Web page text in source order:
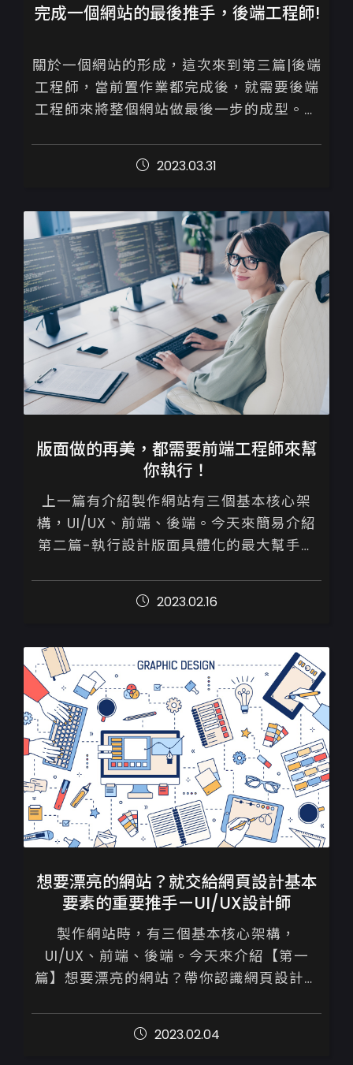
完成一個網站的最後推手，後端工程師!
關於一個網站的形成，這次來到第三篇|後端
工程師，當前置作業都完成後，就需要後端
工程師來將整個網站做最後一步的成型。從
的...
2023.03.31
版面做的再美，都需要前端工程師來幫
你執行！
上一篇有介紹製作網站有三個基本核心架
構，UI/UX、前端、後端。今天來簡易介紹
第二篇-執行設計版面具體化的最大幫手－
前端工程師是什麼?
&mdash;是專門負責...
2023.02.16
想要漂亮的網站？就交給網頁設計基本
要素的重要推手—UI/UX設計師
製作網站時，有三個基本核心架構，
UI/UX、前端、後端。今天來介紹【第一
篇】想要漂亮的網站？帶你認識網頁設計基
UI/UX設計師：至關重要的，以消費者角
2023.02.04